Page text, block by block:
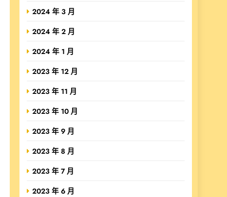
2024 年 3 月
2024 年 2 月
2024 年 1 月
2023 年 12 月
2023 年 11 月
2023 年 10 月
2023 年 9 月
2023 年 8 月
2023 年 7 月
2023 年 6 月